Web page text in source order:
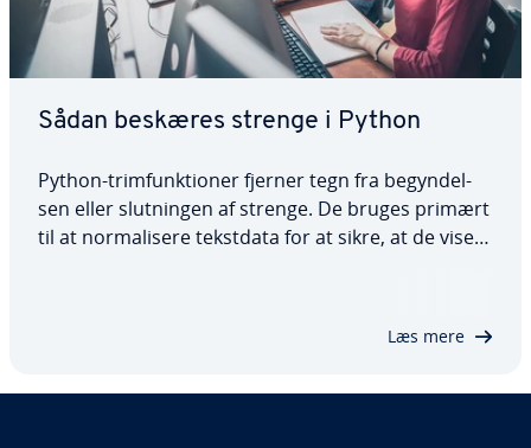
Sådan beskæres strenge i Python
Python-trim­funk­tio­ner fjerner tegn fra be­gyn­del­
sen eller slut­nin­gen af strenge. De bruges primært
til at nor­ma­li­se­re tekstdata for at sikre, at de vises
Læs mere